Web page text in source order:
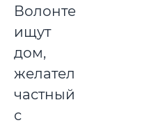
Волонтеры
ищут
дом,
желательно
частный
с